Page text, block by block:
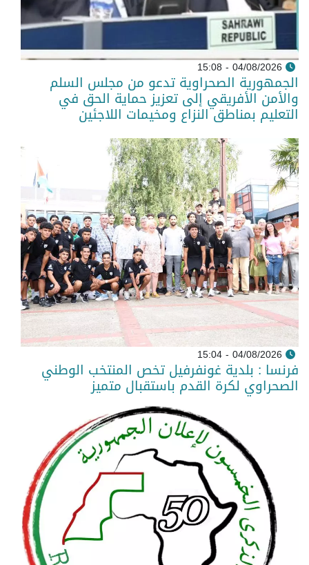
04/08/2026 - 15:08
الجمهورية الصحراوية تدعو من مجلس السلم
والأمن الأفريقي إلى تعزيز حماية الحق في
التعليم بمناطق النزاع ومخيمات اللاجئين
04/08/2026 - 15:04
فرنسا : بلدية غونفرفيل تخص المنتخب الوطني
الصحراوي لكرة القدم باستقبال متميز